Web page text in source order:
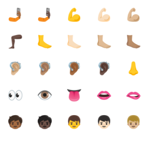
🤳🏾 🤳🏿 💪 💪🏻 💪🏼
🦵🏿 🦶 🦶🏻 🦶🏼 🦶🏽
🦻🏼 🦻🏽 🦻🏾 🦻🏿 👃
👀 👁️ 👅 👄 🫦
🧒🏾 🧒🏿 👦 👦🏻 👦🏼